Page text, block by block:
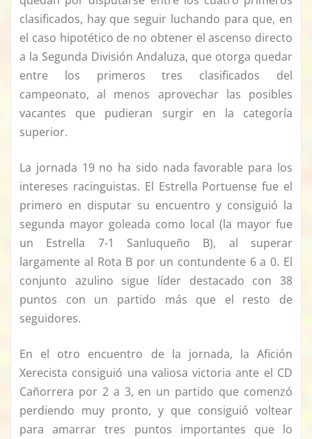
clasificados, hay que seguir luchando para que, en
el caso hipotético de no obtener el ascenso directo
a la Segunda División Andaluza, que otorga quedar
entre los primeros tres clasificados del
campeonato, al menos aprovechar las posibles
vacantes que pudieran surgir en la categoría
superior.
La jornada 19 no ha sido nada favorable para los
intereses racinguistas. El Estrella Portuense fue el
primero en disputar su encuentro y consiguió la
segunda mayor goleada como local (la mayor fue
un Estrella 7-1 Sanluqueño B), al superar
largamente al Rota B por un contundente 6 a 0. El
conjunto azulino sigue líder destacado con 38
puntos con un partido más que el resto de
seguidores.
En el otro encuentro de la jornada, la Afición
Xerecista consiguió una valiosa victoria ante el CD
Cañorrera por 2 a 3, en un partido que comenzó
perdiendo muy pronto, y que consiguió voltear
para amarrar tres puntos importantes que lo